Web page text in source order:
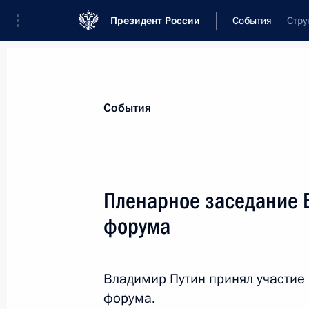
Президент России События
Новости
Послания Федеральному Собранию
Заявления по важнейшим вопросам
Речи и обращения
События
Пленарное заседание
форума
Владимир Путин принял
форума.